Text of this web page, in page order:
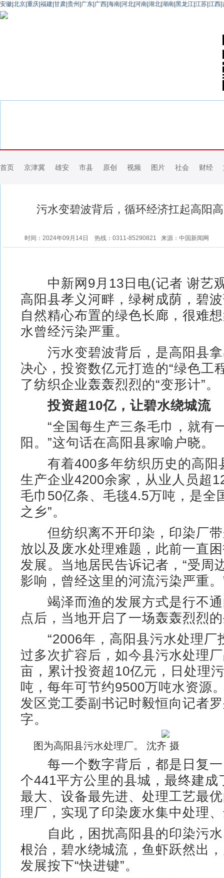
安徽 北京 重庆 福建 甘肃 贵州 广东 广西 海南 河北 河南 湖北 湖南 黑龙江 江苏 江西
首页 京津冀 雄安 市县 原创 视频 图片 社会 财经
污水变碧波背后，循环经济扛起高阳
时间：2024年09月14日 热线：0311-85290821 来源：中国新闻网
中新网9月13日电(记者 谢艺
高阳县孝义河畔，绿树成荫，碧
自然精心布置的绿色长廊，很难
水曾经污染严重。
污水变碧波背后，是高阳县拿
决心，投资数亿元打造的“绿色工
了纺织企业轰轰烈烈的“变形计”。
投资超10亿，让碧水绕城流
“全国每生产三条毛巾，就有
阳。”这句话在高阳县家喻户晓。
有着400多年纺织历史的高阳
生产企业4200余家，从业人员超
毛巾50亿条、毛毯4.5万吨，是全
之乡”。
但纺织离不开印染，印染厂带
放以及废水处理难题，此前一直
发展。当地居民告诉记者，“受周
影响，曾经这里的河流污染严重。
竭泽而渔的发展方式是行不通
点后，当地开启了一场轰轰烈烈
“2006年，高阳县污水处理厂
过多次扩容后，如今县污水处理
亩，累计投资超10亿元，日处理
吨，每年可节约9500万吨水资源
发区党工委副书记时毅恒向记者
字。
图为高阳县污水处理厂。 沈齐 摄
每一个数字背后，都是日复一
个441平方公里的县城，最终建成
最大、设备最先进、处理工艺最
理厂，实现了印染废水集中处理
自此，困扰高阳县的印染污水
根治，碧水绕城流，鱼虾跃然出
发展按下“快进键”。